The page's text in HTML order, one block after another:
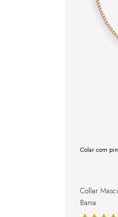
Colar com
Collar
Barra